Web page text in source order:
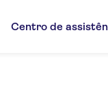
Centro de